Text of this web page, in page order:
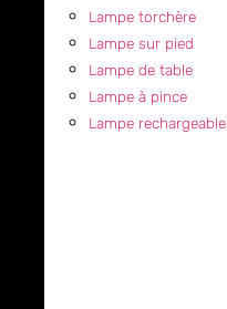
Lampe torchère
Lampe sur pied
Lampe de table
Lampe à pince
Lampe rechargeable